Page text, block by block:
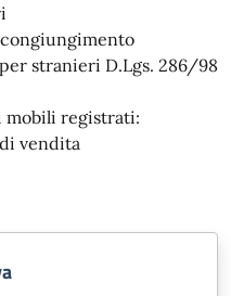
stranieri D.Lgs. 286/98
mobili registrati:
vendita